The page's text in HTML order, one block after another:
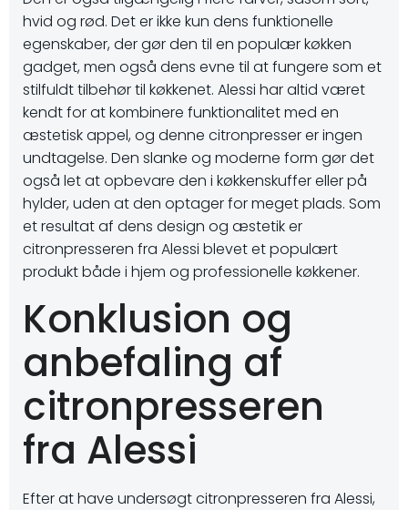
hvid og rød. Det er ikke kun dens funktionelle
egenskaber, der gør den til en populær køkken
gadget, men også dens evne til at fungere som et
stilfuldt tilbehør til køkkenet. Alessi har altid været
kendt for at kombinere funktionalitet med en
æstetisk appel, og denne citronpresser er ingen
undtagelse. Den slanke og moderne form gør det
også let at opbevare den i køkkenskuffer eller på
hylder, uden at den optager for meget plads. Som
et resultat af dens design og æstetik er
citronpresseren fra Alessi blevet et populært
produkt både i hjem og professionelle køkkener.
Konklusion og
anbefaling af
citronpresseren
fra Alessi
Efter at have undersøgt citronpresseren fra Alessi,